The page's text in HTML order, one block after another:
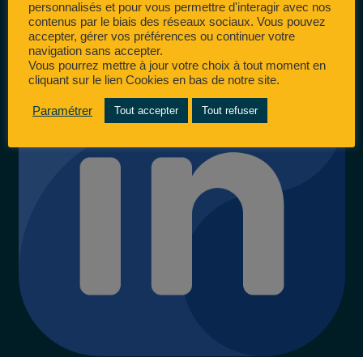
personnalisés et pour vous permettre d'interagir avec nos
contenus par le biais des réseaux sociaux. Vous pouvez
accepter, gérer vos préférences ou continuer votre
navigation sans accepter.
Vous pourrez mettre à jour votre choix à tout moment en
cliquant sur le lien Cookies en bas de notre site.
Paramétrer Tout accepter Tout refuser